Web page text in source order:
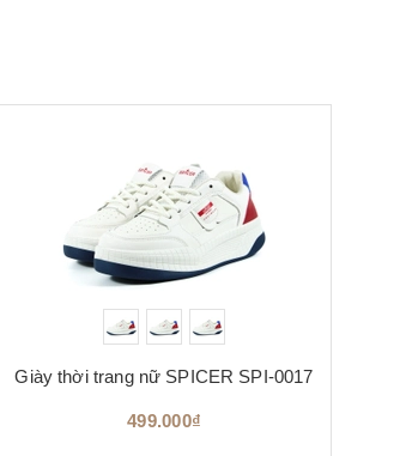
Giày thời trang nữ SPICER SPI-0017
499.000₫